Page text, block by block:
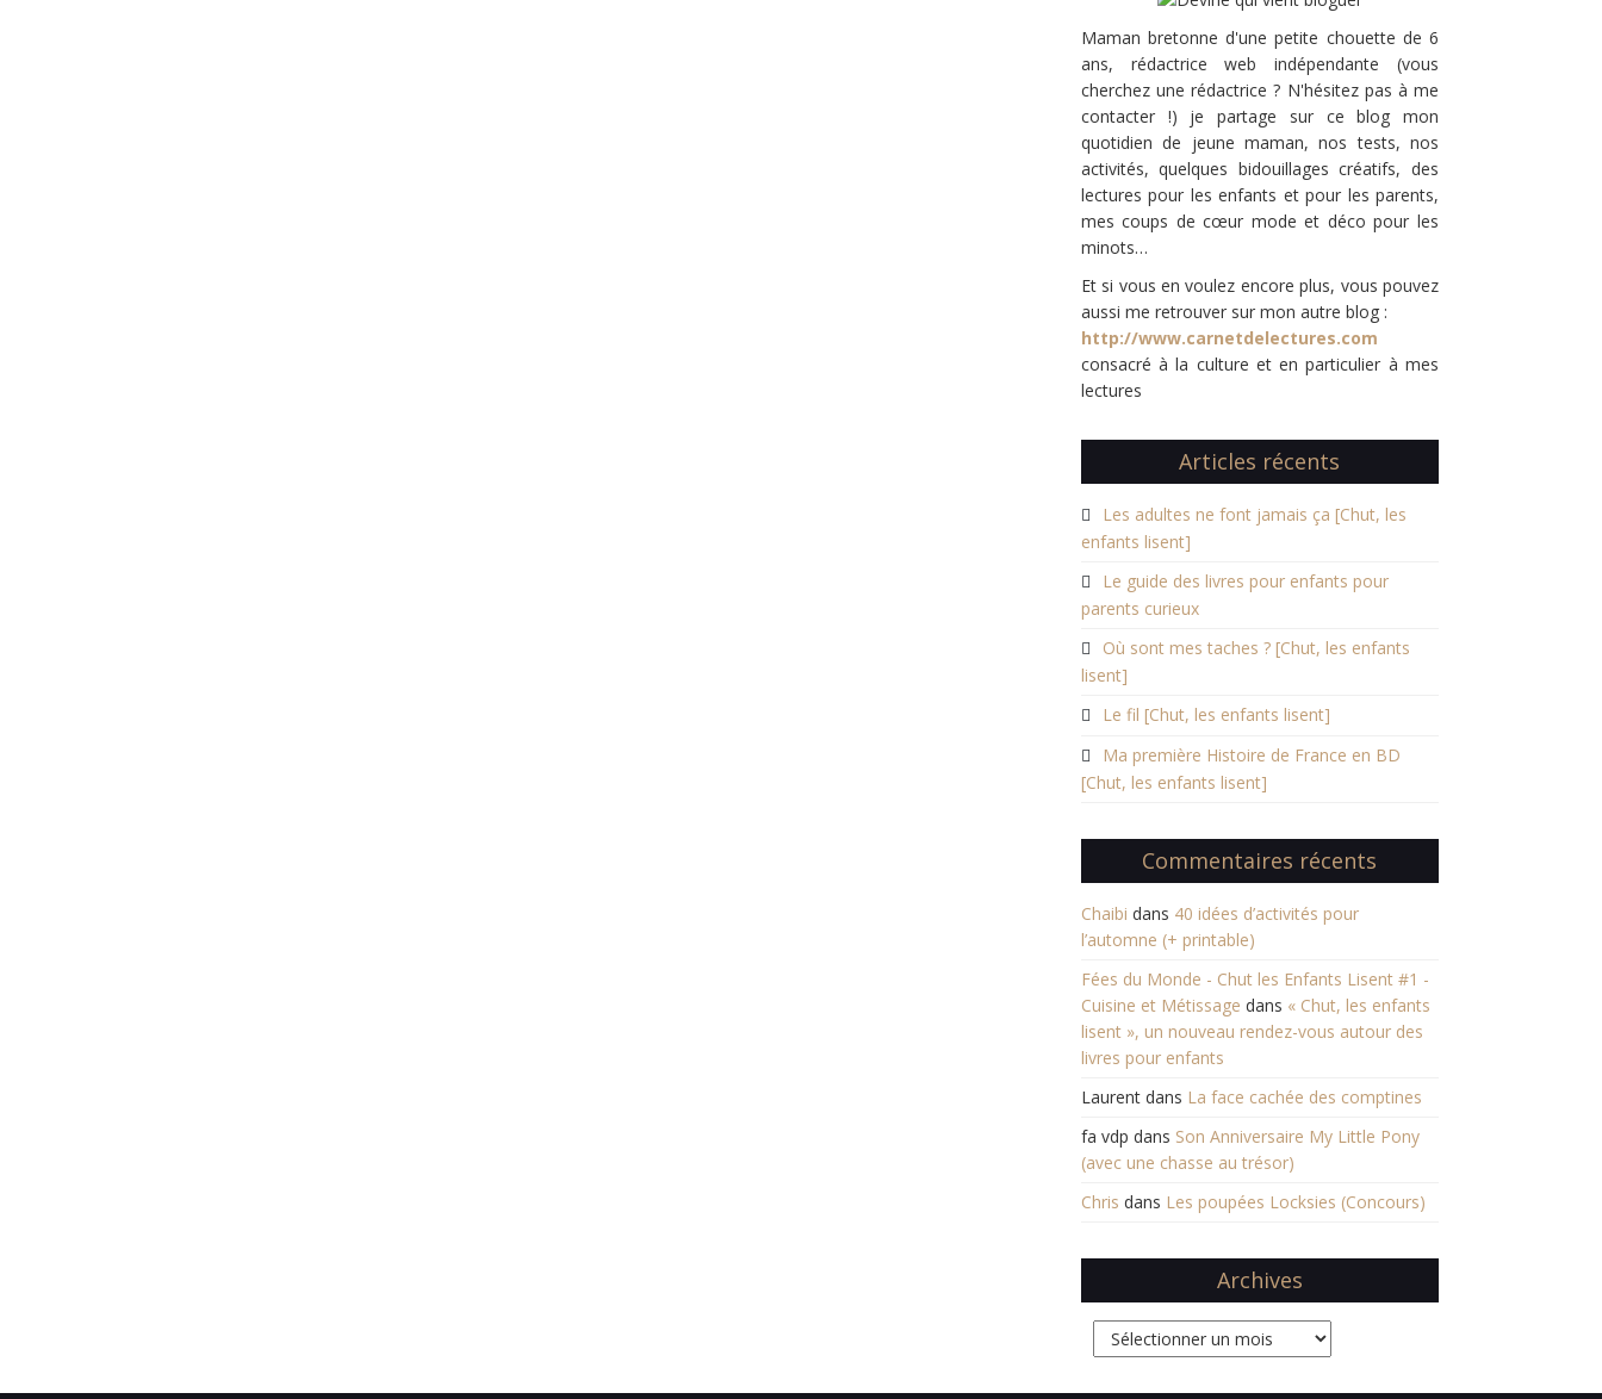
Maman bretonne d'une petite chouette de 6
ans, rédactrice web indépendante (vous
cherchez une rédactrice ? N'hésitez pas à me
contacter !) je partage sur ce blog mon
quotidien de jeune maman, nos tests, nos
activités, quelques bidouillages créatifs, des
lectures pour les enfants et pour les parents,
mes coups de cœur mode et déco pour les
minots…
Et si vous en voulez encore plus, vous pouvez
aussi me retrouver sur mon autre blog :
http://www.carnetdelectures.com
consacré à la culture et en particulier à mes
lectures
Articles récents
Les adultes ne font jamais ça [Chut, les
enfants lisent]
Le guide des livres pour enfants pour
parents curieux
Où sont mes taches ? [Chut, les enfants
lisent]
Le fil [Chut, les enfants lisent]
Ma première Histoire de France en BD
[Chut, les enfants lisent]
Commentaires récents
Chaibi dans 40 idées d’activités pour
l’automne (+ printable)
Fées du Monde - Chut les Enfants Lisent #1 -
Cuisine et Métissage dans « Chut, les enfants
lisent », un nouveau rendez-vous autour des
livres pour enfants
Laurentdans La face cachée des comptines
fa vdp dans Son Anniversaire My Little Pony
(avec une chasse au trésor)
Chris dans Les poupées Locksies (Concours)
Archives
Archives